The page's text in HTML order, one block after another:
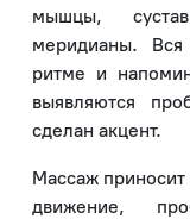
мышцы,
меридианы.
ритме и
выявляются
сделан акцент.
Массаж приносит
движение,